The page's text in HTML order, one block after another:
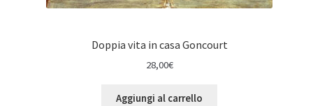
Doppia vita in casa Goncourt
28,00€
Aggiungi al carrello